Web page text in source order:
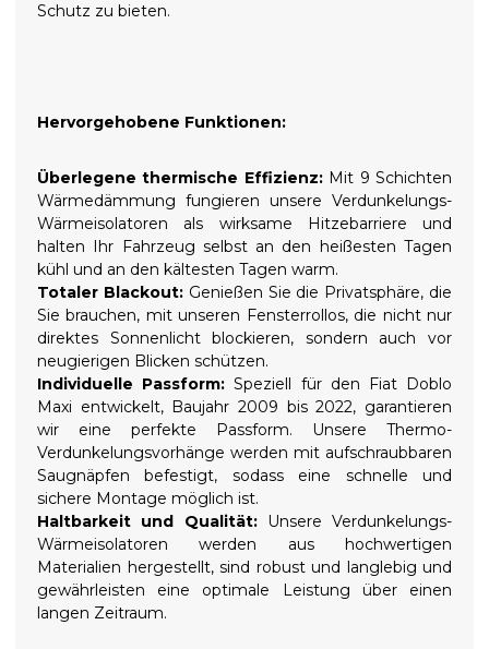
Schutz zu bieten.
Hervorgehobene Funktionen:
Überlegene thermische Effizienz:Mit 9 Schichten
Wärmedämmung fungieren unsere Verdunkelungs-
Wärmeisolatoren als wirksame Hitzebarriere und
halten Ihr Fahrzeug selbst an den heißesten Tagen
kühl und an den kältesten Tagen warm.
Totaler Blackout:Genießen Sie die Privatsphäre, die
Sie brauchen, mit unseren Fensterrollos, die nicht nur
direktes Sonnenlicht blockieren, sondern auch vor
neugierigen Blicken schützen.
Individuelle Passform: Speziell für den Fiat Doblo
Maxi entwickelt, Baujahr 2009 bis 2022, garantieren
wir eine perfekte Passform. Unsere Thermo-
Verdunkelungsvorhänge werden mit aufschraubbaren
Saugnäpfen befestigt, sodass eine schnelle und
sichere Montage möglich ist.
Haltbarkeit und Qualität:Unsere Verdunkelungs-
Wärmeisolatoren werden aus hochwertigen
Materialien hergestellt, sind robust und langlebig und
gewährleisten eine optimale Leistung über einen
langen Zeitraum.